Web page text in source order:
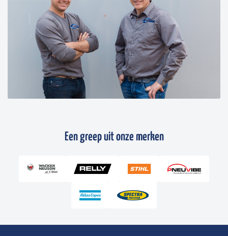
Een greep uit onze merken